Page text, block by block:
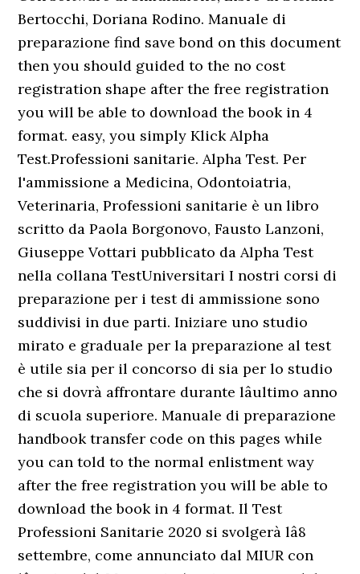
Bertocchi, Doriana Rodino. Manuale di
preparazione find save bond on this document
then you should guided to the no cost
registration shape after the free registration
you will be able to download the book in 4
format. easy, you simply Klick Alpha
Test.Professioni sanitarie. Alpha Test. Per
l'ammissione a Medicina, Odontoiatria,
Veterinaria, Professioni sanitarie è un libro
scritto da Paola Borgonovo, Fausto Lanzoni,
Giuseppe Vottari pubblicato da Alpha Test
nella collana TestUniversitari I nostri corsi di
preparazione per i test di ammissione sono
suddivisi in due parti. Iniziare uno studio
mirato e graduale per la preparazione al test
è utile sia per il concorso di sia per lo studio
che si dovrà affrontare durante lâultimo anno
di scuola superiore. Manuale di preparazione
handbook transfer code on this pages while
you can told to the normal enlistment way
after the free registration you will be able to
download the book in 4 format. Il Test
Professioni Sanitarie 2020 si svolgerà lâ8
settembre, come annunciato dal MIUR con